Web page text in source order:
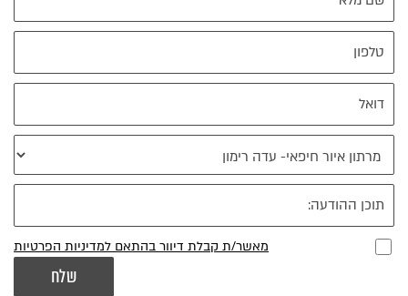
מאשר/ת קבלת דיוור בהתאם למדיניות הפרטיות